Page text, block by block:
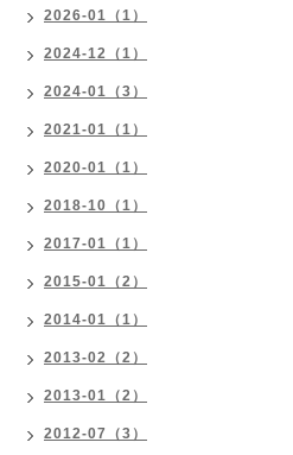
2026-01（1）
2024-12（1）
2024-01（3）
2021-01（1）
2020-01（1）
2018-10（1）
2017-01（1）
2015-01（2）
2014-01（1）
2013-02（2）
2013-01（2）
2012-07（3）